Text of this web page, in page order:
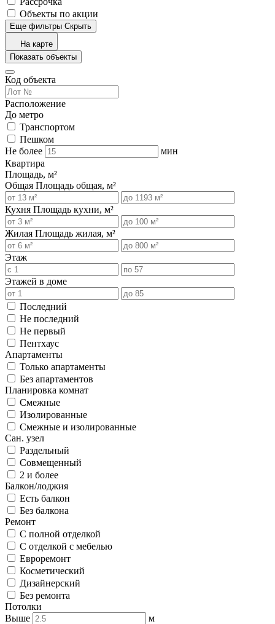
Объекты по акции
Еще фильтры Скрыть
На карте
Показать объекты
Код объекта
Расположение
До метро
Транспортом
Пешком
Не более
мин
Квартира
Площадь, м²
Общая Площадь общая, м²
Кухня Площадь кухни, м²
Жилая Площадь жилая, м²
Этаж
Этажей в доме
Последний
Не последний
Не первый
Пентхаус
Апартаменты
Только апартаменты
Без апартаментов
Планировка комнат
Смежные
Изолированные
Смежные и изолированные
Сан. узел
Раздельный
Совмещенный
2 и более
Балкон/лоджия
Есть балкон
Без балкона
Ремонт
С полной отделкой
С отделкой с мебелью
Евроремонт
Косметический
Дизайнерский
Без ремонта
Потолки
Выше
м